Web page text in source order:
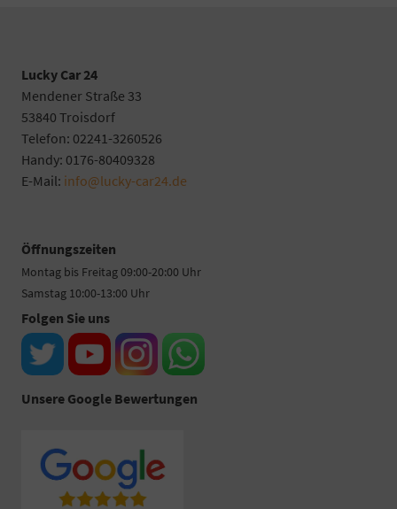
Lucky Car 24
Mendener Straße 33
53840 Troisdorf
Telefon: 02241-3260526
Handy: 0176-80409328
E-Mail: info@lucky-car24.de
Öffnungszeiten
Montag bis Freitag 09:00-20:00 Uhr
Samstag 10:00-13:00 Uhr
Folgen Sie uns
Unsere Google Bewertungen